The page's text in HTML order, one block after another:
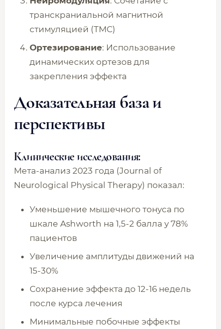
транскраниальной магнитной
стимуляцией (ТМС)
Ортезирование: Использование
динамических ортезов для
закрепления эффекта
Доказательная база и
перспективы
Клинические исследования:
Мета-анализ 2023 года (Journal of
Neurological Physical Therapy) показал:
Уменьшение мышечного тонуса по
шкале Ashworth на 1,5-2 балла у 78%
пациентов
Увеличение амплитуды движений на
15-30%
Сохранение эффекта до 12-16 недель
после курса лечения
Минимальные побочные эффекты